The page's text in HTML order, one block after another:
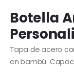
Botella
Tapa de acero
en bambú.